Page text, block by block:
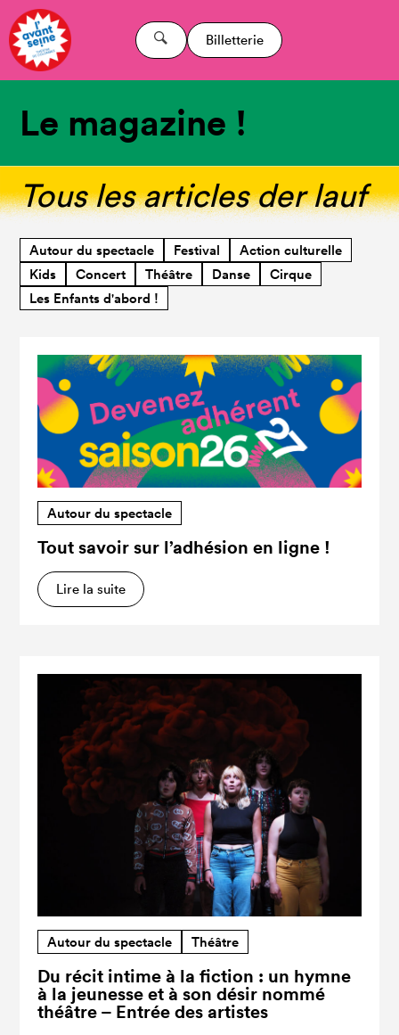
Billetterie
Le magazine !
Tous les articles der lauf
Autour du spectacle Festival
Action culturelle
Kids
Concert Théâtre Danse
Cirque
Les Enfants d'abord !
Autour du spectacle
Tout savoir sur l’adhésion en ligne !
Lire la suite
Autour du spectacle Théâtre
Du récit intime à la fiction : un hymne
à la jeunesse et à son désir nommé
théâtre – Entrée des artistes